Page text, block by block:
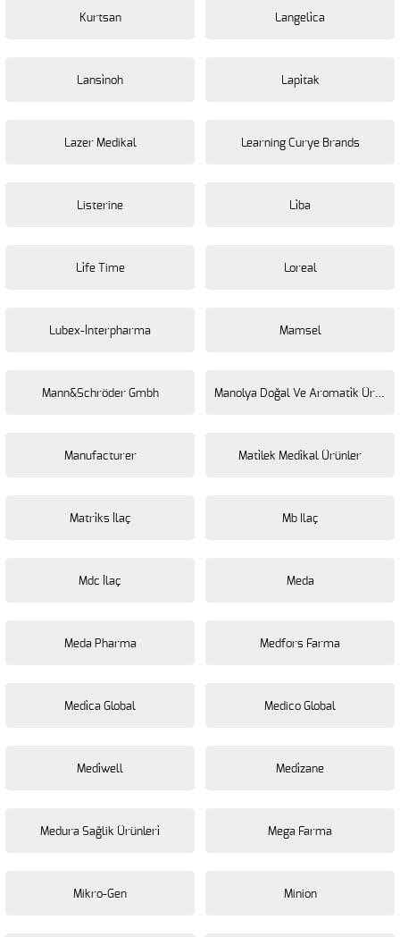
Kurtsan Langeli̇ca
Lansi̇noh Lapi̇tak
Lazer Medikal Learning Curye Brands
Listerine Li̇ba
Li̇fe Time Loreal
Lubex-İnterpharma Mamsel
Mann&Schröder Gmbh Manolya Doğal Ve Aromati̇k Ürünler
Manufacturer Mati̇lek Medi̇kal Ürünler
Matri̇ks İlaç Mb Ilaç
Mdc İlaç Meda
Meda Pharma Medfors Farma
Medi̇ca Global Medico Global
Medi̇well Medi̇zane
Medura Sağlik Ürünleri̇ Mega Farma
Mikro-Gen Minion